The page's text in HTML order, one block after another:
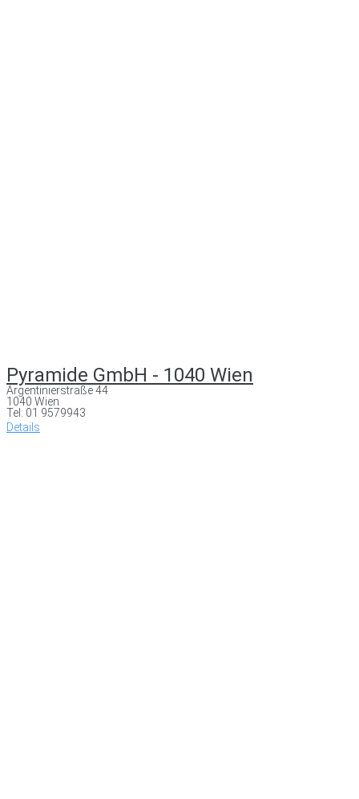
Pyramide GmbH - 1040 Wien
Argentinierstraße 44
1040 Wien
Tel: 01 9579943
Details